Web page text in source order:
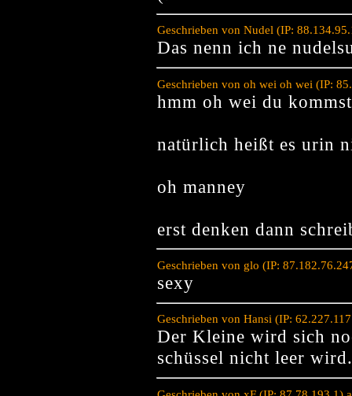
Geschrieben von Nudel (IP:
Das nenn ich ne
Geschrieben von oh wei oh wei (IP:
hmm oh wei du
natürlich heißt es urin
oh manney
erst denken dann
Geschrieben von glo (IP:
sexy
Geschrieben von Hansi (IP:
Der Kleine wird sich
schüssel nicht leer